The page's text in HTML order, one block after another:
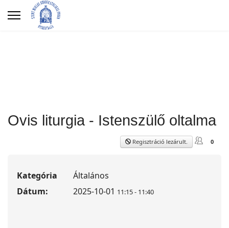
Ovis liturgia - Istenszülő oltalma
Regisztráció lezárult. 0
Kategória
Általános
Dátum:
2025-10-01 11:15- 11:40